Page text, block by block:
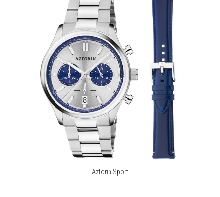
Aztorin Sport